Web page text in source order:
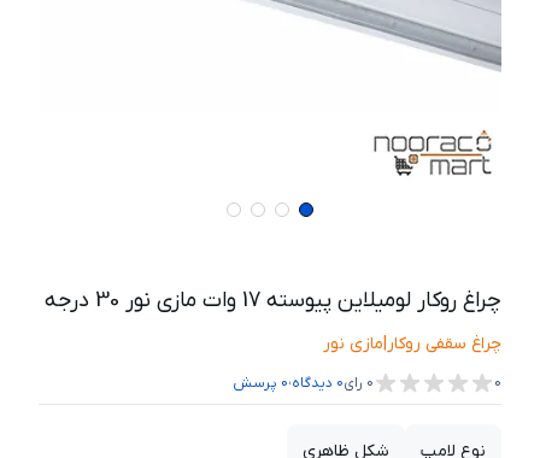
چراغ روکار لومیلاین پیوسته 17 وات مازی نور 30 درجه
چراغ سقفی روکار|مازی نور
0
0 رای0 دیدگاه،0 پرسش
نوع لامپ
شکل ظاهری